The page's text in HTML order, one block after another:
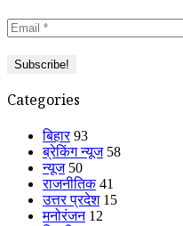
Categories
बिहार 93
ब्रेकिंग न्यूज 58
न्यूज 50
राजनीतिक 41
उत्तर प्रदेश 15
मनोरंजन 12